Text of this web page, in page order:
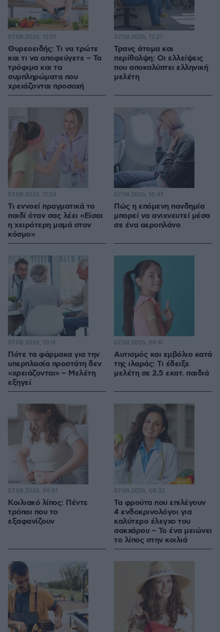
Θυρεοειδής: Τι να τρώτε
και τι να αποφεύγετε – Τα
τρόφιμα και τα
συμπληρώματα που
χρειάζονται προσοχή
07.08.2026, 12:51
Τρανς άτομα και
περίθαλψη: Οι ελλείψεις
που αποκαλύπτει ελληνική
μελέτη
07.08.2026, 12:27
Τι εννοεί πραγματικά το
παιδί όταν σας λέει «Είσαι
η χειρότερη μαμά στον
κόσμο»
07.08.2026, 11:24
Πώς η επόμενη πανδημία
μπορεί να ανιχνευτεί μέσα
σε ένα αεροπλάνο
07.08.2026, 10:47
Πότε τα φάρμακα για την
υπερπλασία προστάτη δεν
«χρειάζονται» – Μελέτη
εξηγεί
07.08.2026, 10:11
Αυτισμός και εμβόλιο κατά
της ιλαράς: Τι έδειξε
μελέτη σε 2,5 εκατ. παιδιά
07.08.2026, 09:41
Κοιλιακό λίπος: Πέντε
τρόποι που το
εξαφανίζουν
07.08.2026, 09:01
Τα φρούτα που επιλέγουν
4 ενδοκρινολόγοι για
καλύτερο έλεγχο του
σακχάρου – Το ένα μειώνει
το λίπος στην κοιλιά
07.08.2026, 08:32